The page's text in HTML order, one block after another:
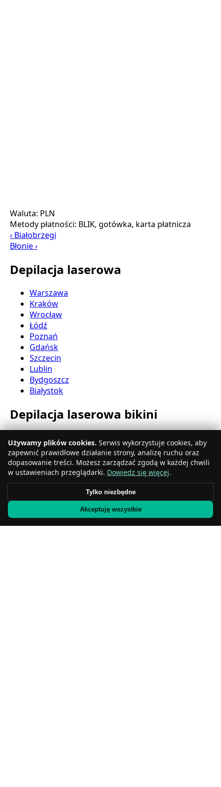
Waluta: PLN
Metody płatności: BLIK, gotówka, karta płatnicza
‹ Białobrzegi
Błonie ›
Depilacja laserowa
Warszawa
Kraków
Wrocław
Łódź
Poznań
Gdańsk
Szczecin
Lublin
Bydgoszcz
Białystok
Depilacja laserowa bikini
Katowice
Gdynia
Częstochowa
Radom
Rzeszów
Sosnowiec
Gliwice
Używamy plików cookies. Serwis wykorzystuje cookies, aby
zapewnić prawidłowe działanie strony, analizę ruchu oraz
dopasowanie treści. Możesz zarządzać zgodą w każdej chwili
w ustawieniach przeglądarki. Dowiedz się więcej.
Tylko niezbędne
Akceptuję wszystkie